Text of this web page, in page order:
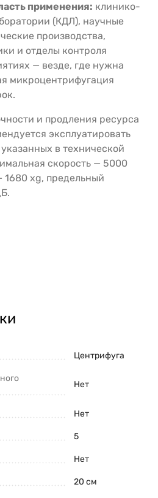
применения: клинико-
(КДЛ), научные
производства,
и отделы контроля
— везде, где нужна
микроцентрифугация
и продления ресурса
эксплуатировать
в технической
скорость — 5000
xg, предельный
Центрифуга
Нет
Нет
5
Нет
20 см